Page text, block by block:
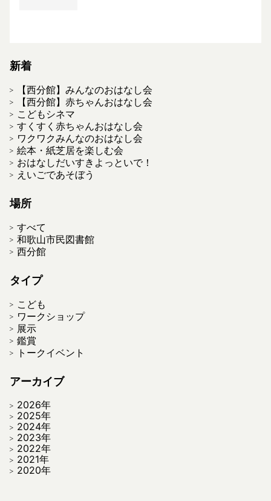
新着
【西分館】みんなのおはなし会
【西分館】赤ちゃんおはなし会
こどもシネマ
すくすく赤ちゃんおはなし会
ワクワクみんなのおはなし会
絵本・紙芝居を楽しむ会
おはなしだいすきよっといで！
えいごであそぼう
場所
すべて
和歌山市民図書館
西分館
タイプ
こども
ワークショップ
展示
鑑賞
トークイベント
アーカイブ
2026年
2025年
2024年
2023年
2022年
2021年
2020年